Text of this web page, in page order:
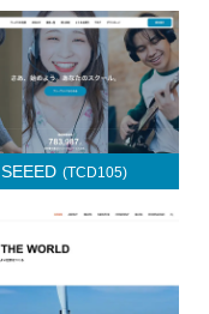
SEEED (TCD105)